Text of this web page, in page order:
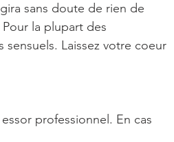
sans doute de rien de
la plupart des
sensuels. Laissez votre coeur
professionnel. En cas